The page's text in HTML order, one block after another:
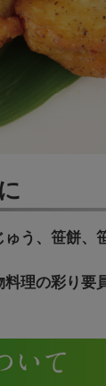
う、笹餅、
理の彩り要